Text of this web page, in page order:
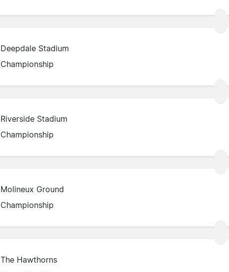
Deepdale Stadium
Championship
Riverside Stadium
Championship
Molineux Ground
Championship
The Hawthorns